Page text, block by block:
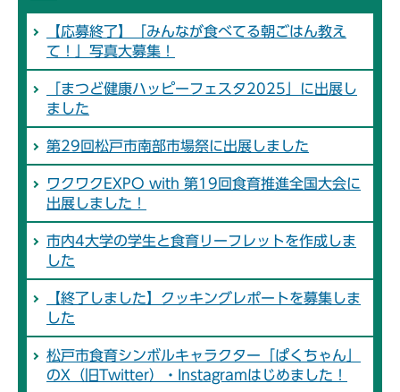
【応募終了】「みんなが食べてる朝ごはん教え
て！」写真大募集！
「まつど健康ハッピーフェスタ2025」に出展し
ました
第29回松戸市南部市場祭に出展しました
ワクワクEXPO with 第19回食育推進全国大会に
出展しました！
市内4大学の学生と食育リーフレットを作成しま
した
【終了しました】クッキングレポートを募集しま
した
松戸市食育シンボルキャラクター「ぱくちゃん」
のX（旧Twitter）・Instagramはじめました！